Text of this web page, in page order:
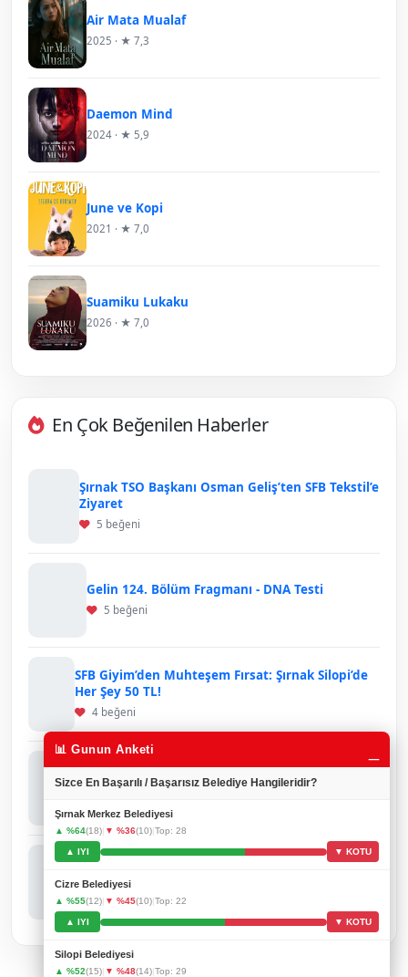
Air Mata Mualaf
2025 · ★ 7,3
Daemon Mind
2024 · ★ 5,9
June ve Kopi
2021 · ★ 7,0
Suamiku Lukaku
2026 · ★ 7,0
En Çok Beğenilen Haberler
Şırnak TSO Başkanı Osman Geliş’ten SFB Tekstil’e
Ziyaret
5 beğeni
Gelin 124. Bölüm Fragmanı - DNA Testi
5 beğeni
SFB Giyim’den Muhteşem Fırsat: Şırnak Silopi’de
Her Şey 50 TL!
4 beğeni
Ruşen Tellioğlu’ndan Gönülleri Isıtan Davranış:
Engelli Gençler Onuruna Anlamlı Yemek
Şırnak’ta Petrol Sondaj Aracı Kazası: Sürücü
Hayatını Kaybetti
3 beğeni
📊 Gunun Anketi
Sizce En Başarılı / Başarısız Belediye Hangileridir?
Şırnak Merkez Belediyesi
▲ %64(18)| ▼ %36(10)|Top: 28
▲ IYI ▼ KOTU
Cizre Belediyesi
▲ %55(12)| ▼ %45(10)|Top: 22
▲ IYI ▼ KOTU
Silopi Belediyesi
▲ %52(15)| ▼ %48(14)|Top: 29